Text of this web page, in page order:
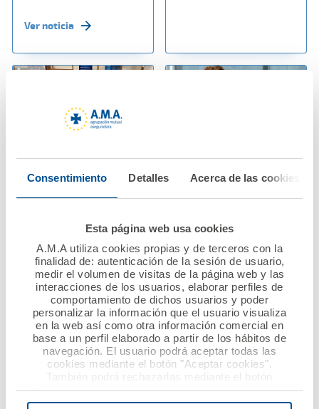
Consentimiento Detalles Acerca de las cookies
Esta página web usa cookies
A.M.A utiliza cookies propias y de terceros con la
finalidad de: autenticación de la sesión de usuario,
medir el volumen de visitas de la página web y las
interacciones de los usuarios, elaborar perfiles de
comportamiento de dichos usuarios y poder
personalizar la información que el usuario visualiza
en la web así como otra información comercial en
base a un perfil elaborado a partir de los hábitos de
navegación. El usuario podrá aceptar todas las
cookies mediante el botón "Aceptar cookies".
También podrá rechazarlas mediante el botón
"Rechazar", donde se rechazarán todas las cookies
menos las necesarias para permitir el acceso a los
Ver noticia
06 octubre 2023
Visita de la Fundación
Ver noticia
02 octubre 2023
Paola Galbany
Dr. Diego Murillo al
Colegio de
Enfermeros y
Enfermeras de
Barcelona
Ver noticia